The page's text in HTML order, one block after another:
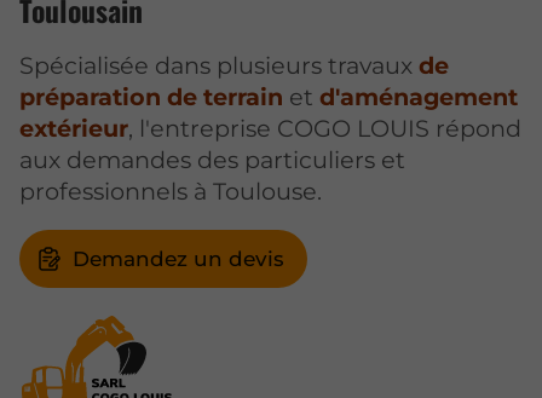
Toulousain
Spécialisée dans plusieurs travaux de
préparation de terrain et d'aménagement
extérieur, l'entreprise COGO LOUIS répond
aux demandes des particuliers et
professionnels à Toulouse.
Demandez un devis